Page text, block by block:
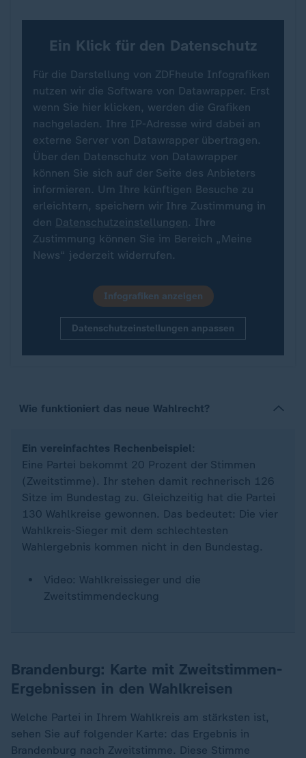
Ein Klick für den Datenschutz
Für die Darstellung von ZDFheute Infografiken
nutzen wir die Software von Datawrapper. Erst
wenn Sie hier klicken, werden die Grafiken
nachgeladen. Ihre IP-Adresse wird dabei an
externe Server von Datawrapper übertragen.
Über den Datenschutz von Datawrapper
können Sie sich auf der Seite des Anbieters
informieren. Um Ihre künftigen Besuche zu
erleichtern, speichern wir Ihre Zustimmung in
den Datenschutzeinstellungen. Ihre
Zustimmung können Sie im Bereich „Meine
News“ jederzeit widerrufen.
Infografiken anzeigen
Datenschutzeinstellungen anpassen
Wie funktioniert das neue Wahlrecht?
Ein vereinfachtes Rechenbeispiel:
Eine Partei bekommt 20 Prozent der Stimmen
(Zweitstimme). Ihr stehen damit rechnerisch 126
Sitze im Bundestag zu. Gleichzeitig hat die Partei
130 Wahlkreise gewonnen. Das bedeutet: Die vier
Wahlkreis-Sieger mit dem schlechtesten
Wahlergebnis kommen nicht in den Bundestag.
Video: Wahlkreissieger und die
Zweitstimmendeckung
Brandenburg: Karte mit Zweitstimmen-
Ergebnissen in den Wahlkreisen
Welche Partei in Ihrem Wahlkreis am stärksten ist,
sehen Sie auf folgender Karte: das Ergebnis in
Brandenburg nach Zweitstimme. Diese Stimme